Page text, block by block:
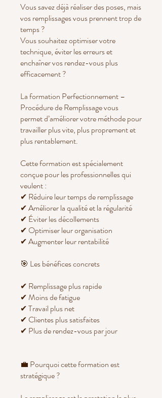
Vous savez déjà réaliser des poses, mais
vos remplissages vous prennent trop de
temps ?
Vous souhaitez optimiser votre
technique, éviter les erreurs et
enchaîner vos rendez-vous plus
efficacement ?
La formation Perfectionnement –
Procédure de Remplissage vous
permet d’améliorer votre méthode pour
travailler plus vite, plus proprement et
plus rentablement.
Cette formation est spécialement
conçue pour les professionnelles qui
veulent :
✔ Réduire leur temps de remplissage
✔ Améliorer la qualité et la régularité
✔ Éviter les décollements
✔ Optimiser leur organisation
✔ Augmenter leur rentabilité
🎯 Les bénéfices concrets
✔ Remplissage plus rapide
✔ Moins de fatigue
✔ Travail plus net
✔ Clientes plus satisfaites
✔ Plus de rendez-vous par jour
💼 Pourquoi cette formation est
stratégique ?